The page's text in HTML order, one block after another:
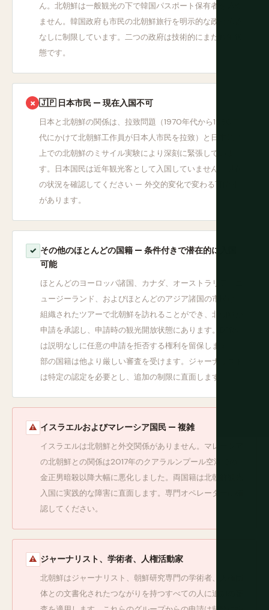
ん。北朝鮮は一般観光の下で韓国パスポート保有者を認め
ません。韓国政府も市民の北朝鮮旅行を明示的な政府承認
なしに制限しています。二つの政府は技術的にまだ戦争状
態です。
✗ 🇯🇵 日本市民 — 現在入国不可
日本と北朝鮮の関係は、拉致問題（1970年代から1980年
代にかけて北朝鮮工作員が日本人市民を拉致）と日本領空
上での北朝鮮のミサイル実験により深刻に緊張していま
す。日本国民は近年観光客として入国していません。現在
の状況を確認してください — 外交的変化で変わる可能性
があります。
✓ その他のほとんどの国籍 — 条件付きで潜在的に入国
可能
ほとんどのヨーロッパ諸国、カナダ、オーストラリア、ニ
ュージーランド、およびほとんどのアジア諸国の市民は、
組織されたツアーで北朝鮮を訪れることができ、北朝鮮が
申請を承認し、申請時の観光開放状態にあります。DPRK
は説明なしに任意の申請を拒否する権利を留保します。一
部の国籍は他より厳しい審査を受けます。ジャーナリスト
は特定の認定を必要とし、追加の制限に直面します。
⚠ イスラエルおよびマレーシア国民 — 複雑
イスラエルは北朝鮮と外交関係がありません。マレーシア
の北朝鮮との関係は2017年のクアラルンプール空港での
金正男暗殺以降大幅に悪化しました。両国籍は北朝鮮観光
入国に実践的な障害に直面します。専門オペレーターに確
認してください。
⚠ ジャーナリスト、学術者、人権活動家
北朝鮮はジャーナリスト、朝鮮研究専門の学術者、人権団
体との文書化されたつながりを持つすべての人に追加の審